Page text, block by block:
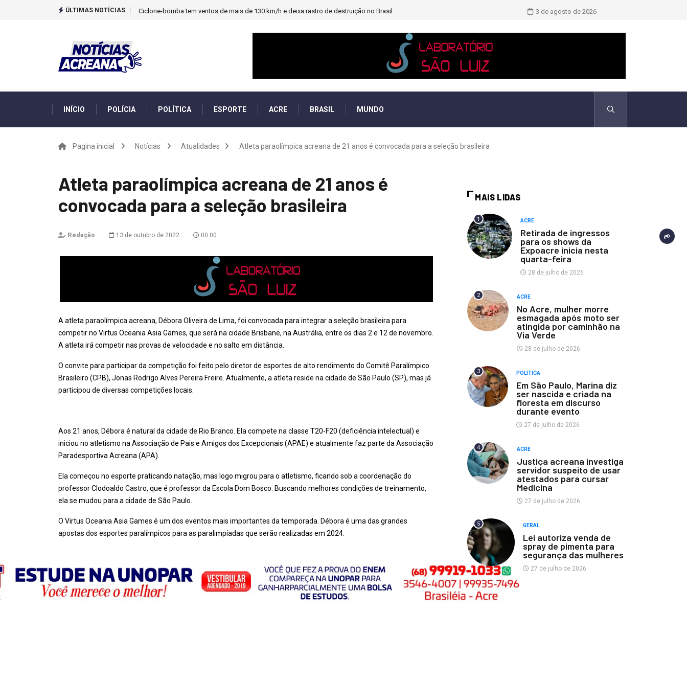
ÚLTIMAS NOTÍCIAS Ciclone-bomba tem ventos de mais de 130 km/h e deixa rastro de destruição no Brasil TCU identificou desvios de dinheiro
3 de agosto de 2026
INÍCIO POLÍCIA POLÍTICA ESPORTE ACRE BRASIL MUNDO
Pagina inicial Notícias Atualidades Atleta paraolímpica acreana de 21 anos é convocada para a seleção brasileira
Atleta paraolímpica acreana de 21 anos é
convocada para a seleção brasileira
Redação 13 de outubro de 2022 00:00
A atleta paraolímpica acreana, Débora Oliveira de Lima, foi convocada para integrar a seleção brasileira para
competir no Virtus Oceania Asia Games, que será na cidade Brisbane, na Austrália, entre os dias 2 e 12 de novembro.
A atleta irá competir nas provas de velocidade e no salto em distância.
O convite para participar da competição foi feito pelo diretor de esportes de alto rendimento do Comitê Paralímpico
Brasileiro (CPB), Jonas Rodrigo Alves Pereira Freire. Atualmente, a atleta reside na cidade de São Paulo (SP), mas já
participou de diversas competições locais.
Aos 21 anos, Débora é natural da cidade de Rio Branco. Ela compete na classe T20-F20 (deficiência intelectual) e
iniciou no atletismo na Associação de Pais e Amigos dos Excepcionais (APAE) e atualmente faz parte da Associação
Paradesportiva Acreana (APA).
Ela começou no esporte praticando natação, mas logo migrou para o atletismo, ficando sob a coordenação do
professor Clodoaldo Castro, que é professor da Escola Dom Bosco. Buscando melhores condições de treinamento,
ela se mudou para a cidade de São Paulo.
O Virtus Oceania Asia Games é um dos eventos mais importantes da temporada. Débora é uma das grandes
apostas dos esportes paralímpicos para as paralimpíadas que serão realizadas em 2024.
MAIS LIDAS
1 ACRE
Retirada de ingressos
para os shows da
Expoacre inicia nesta
quarta-feira
28 de julho de 2026
2 ACRE
No Acre, mulher morre
esmagada após moto ser
atingida por caminhão na
Via Verde
28 de julho de 2026
3 POLÍTICA
Em São Paulo, Marina diz
ser nascida e criada na
floresta em discurso
durante evento
27 de julho de 2026
4 ACRE
Justiça acreana investiga
servidor suspeito de usar
atestados para cursar
Medicina
27 de julho de 2026
5 GERAL
Lei autoriza venda de
spray de pimenta para
segurança das mulheres
27 de julho de 2026